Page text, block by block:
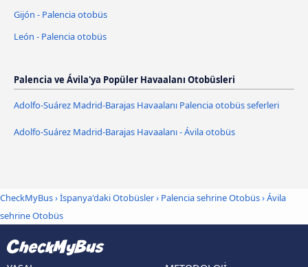
Gijón - Palencia otobüs
León - Palencia otobüs
Palencia ve Ávila‎'ya Popüler Havaalanı Otobüsleri
Adolfo-Suárez Madrid-Barajas Havaalanı Palencia otobüs seferleri
Adolfo-Suárez Madrid-Barajas Havaalanı - Ávila‎ otobüs
CheckMyBus›İspanya'daki Otobüsler› Palencia sehrine Otobüs›Ávila‎
sehrine Otobüs